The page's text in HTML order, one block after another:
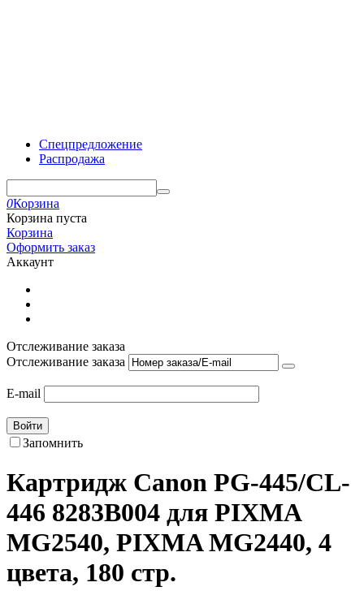
Спецпредложение
Распродажа
0Корзина
Корзина пуста
Корзина
Оформить заказ
Аккаунт
Отслеживание заказа
Отслеживание заказа
E-mail
Войти
Запомнить
Картридж Canon PG-445/CL-
446 8283B004 для PIXMA
MG2540, PIXMA MG2440, 4
цвета, 180 стр.